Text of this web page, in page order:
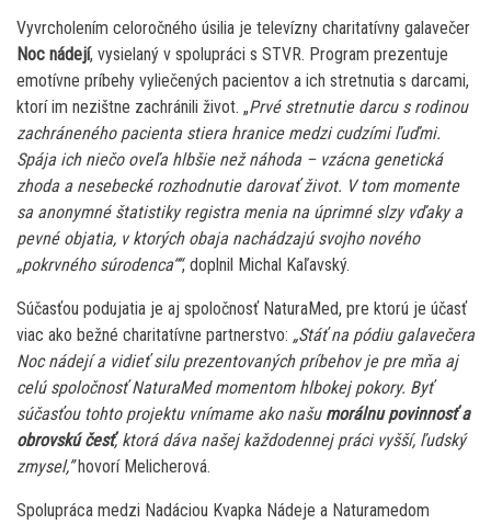
Vyvrcholením celoročného úsilia je televízny charitatívny galavečer
Noc nádejí, vysielaný v spolupráci s STVR. Program prezentuje
emotívne príbehy vyliečených pacientov a ich stretnutia s darcami,
ktorí im nezištne zachránili život. „Prvé stretnutie darcu s rodinou
zachráneného pacienta stiera hranice medzi cudzími ľuďmi.
Spája ich niečo oveľa hlbšie než náhoda – vzácna genetická
zhoda a nesebecké rozhodnutie darovať život. V tom momente
sa anonymné štatistiky registra menia na úprimné slzy vďaky a
pevné objatia, v ktorých obaja nachádzajú svojho nového
„pokrvného súrodenca““, doplnil Michal Kaľavský.
Súčasťou podujatia je aj spoločnosť NaturaMed, pre ktorú je účasť
viac ako bežné charitatívne partnerstvo: „Stáť na pódiu galavečera
Noc nádejí a vidieť silu prezentovaných príbehov je pre mňa aj
celú spoločnosť NaturaMed momentom hlbokej pokory. Byť
súčasťou tohto projektu vnímame ako našu morálnu povinnosť a
obrovskú česť, ktorá dáva našej každodennej práci vyšší, ľudský
zmysel,”hovorí Melicherová.
Spolupráca medzi Nadáciou Kvapka Nádeje a Naturamedom